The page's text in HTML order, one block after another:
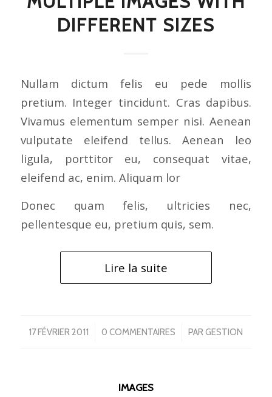
DIFFERENT SIZES
Nullam dictum felis eu pede mollis
pretium. Integer tincidunt. Cras dapibus.
Vivamus elementum semper nisi. Aenean
vulputate eleifend tellus. Aenean leo
ligula, porttitor eu, consequat vitae,
eleifend ac, enim. Aliquam lor
Donec quam felis, ultricies nec,
pellentesque eu, pretium quis, sem.
Lire la suite
17 FÉVRIER 2011
/ 0 COMMENTAIRES
/ PARGESTION
IMAGES